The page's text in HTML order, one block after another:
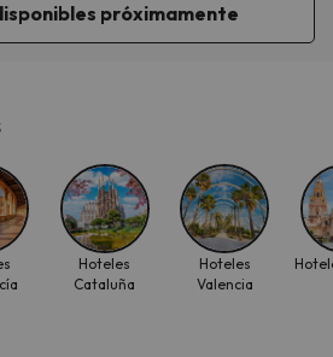
próximamente
Hoteles
Cataluña
Hoteles
Valencia